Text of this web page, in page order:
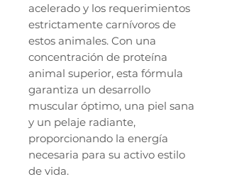
acelerado y los requerimientos
estrictamente carnívoros de
estos animales. Con una
concentración de proteína
animal superior, esta fórmula
garantiza un desarrollo
muscular óptimo, una piel sana
y un pelaje radiante,
proporcionando la energía
necesaria para su activo estilo
de vida.